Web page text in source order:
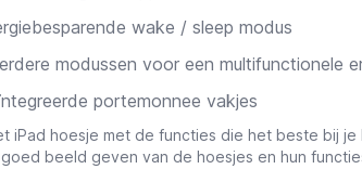
wake / sleep modus
modussen voor een multifunctionele
portemonnee vakjes
iPad hoesje met de functies die het beste bij
beeld geven van de hoesjes en hun